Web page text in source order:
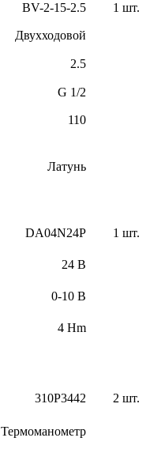
BV-2-15-2.5 1 шт.
Двухходовой
2.5
G 1/2
110
Латунь
DA04N24P 1 шт.
24 В
0-10 В
4 Hm
310P3442 2 шт.
Термоманометр